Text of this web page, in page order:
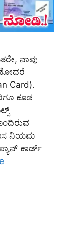
ನಾವು
Card).
ಕೂಡ
ನಿಯಮ
ಕಾರ್ಡ್